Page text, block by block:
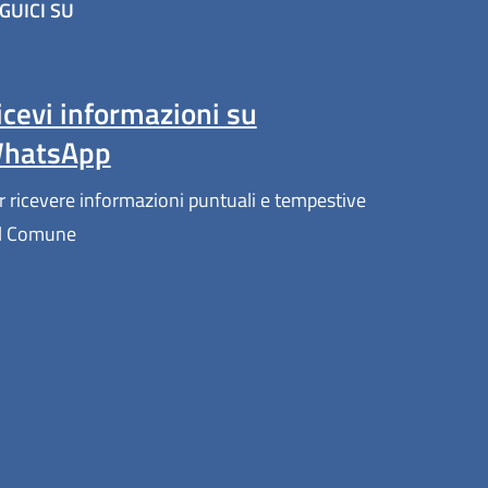
SU
informazioni su
ricevere informazioni puntuali e tempestive
Comune